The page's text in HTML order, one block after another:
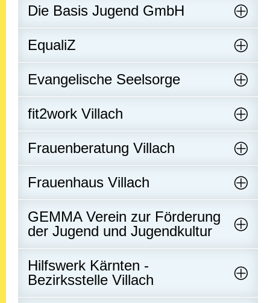
Die Basis Jugend GmbH
EqualiZ
Evangelische Seelsorge
fit2work Villach
Frauenberatung Villach
Frauenhaus Villach
GEMMA Verein zur Förderung
der Jugend und Jugendkultur
Hilfswerk Kärnten -
Bezirksstelle Villach